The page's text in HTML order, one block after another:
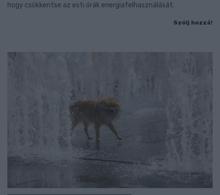
hogy csökkentse az esti órák energiafelhasználását.
Szólj hozzá!